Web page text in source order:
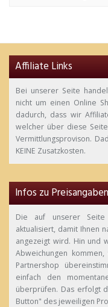
Affiliate Links
Bei unserer Seite
nicht um einen Online
dadurch, dass wir
welcher über diese
Vermittlungsprovison.
KEINE Zusatzkosten.
Infos zu Preisangaben
Die auf unserer Seite
aktualisiert, damit Ihnen
angezeigt wird. Hin und
Abweichungen
Partnershop
einfach den
überprüfen. Das erfolgt
Button" des jeweiligen